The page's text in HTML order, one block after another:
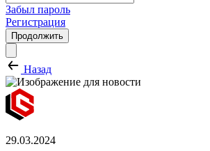
Забыл пароль
Регистрация
Продолжить
Назад
29.03.2024